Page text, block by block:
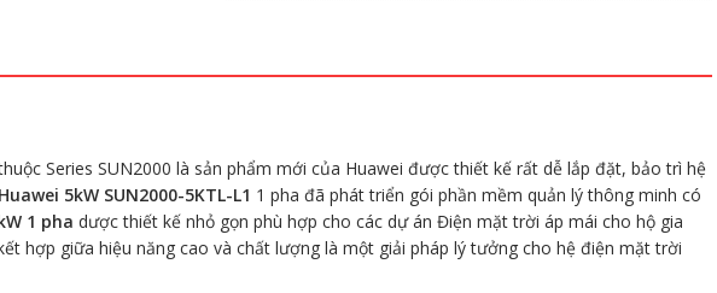
Series SUN2000 là sản phẩm mới của Huawei được thiết kế rất dễ lắp đặt, bảo trì hệ
5kW SUN2000-5KTL-L1 1 pha đã phát triển gói phần mềm quản lý thông minh có
1 pha dược thiết kế nhỏ gọn phù hợp cho các dự án Điện mặt trời áp mái cho hộ gia
hợp giữa hiệu năng cao và chất lượng là một giải pháp lý tưởng cho hệ điện mặt trời